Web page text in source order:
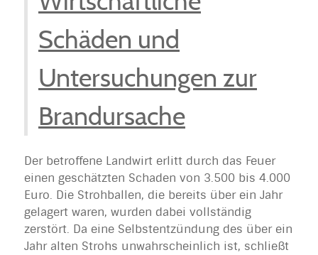
Schäden und
Untersuchungen zur
Brandursache
Der betroffene Landwirt erlitt durch das Feuer
einen geschätzten Schaden von 3.500 bis 4.000
Euro. Die Strohballen, die bereits über ein Jahr
gelagert waren, wurden dabei vollständig
zerstört. Da eine Selbstentzündung des über ein
Jahr alten Strohs unwahrscheinlich ist, schließt